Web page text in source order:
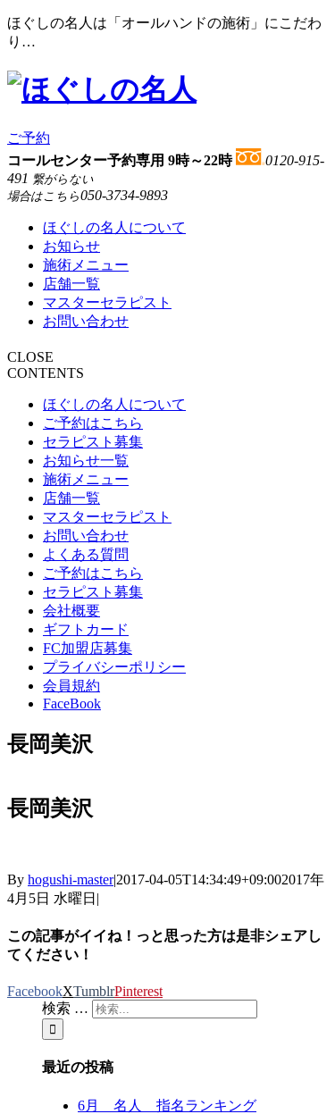
ほぐしの名人は「オールハンドの施術」にこだわ
り…
ご予約
コールセンター予約専用 9時～22時
0120-915-
491 繋がらない
場合はこちら050-3734-9893
ほぐしの名人について
お知らせ
施術メニュー
店舗一覧
マスターセラピスト
お問い合わせ
CLOSE
CONTENTS
ほぐしの名人について
ご予約はこちら
セラピスト募集
お知らせ一覧
施術メニュー
店舗一覧
マスターセラピスト
お問い合わせ
よくある質問
ご予約はこちら
セラピスト募集
会社概要
ギフトカード
FC加盟店募集
プライバシーポリシー
会員規約
FaceBook
長岡美沢
長岡美沢
By hogushi-master|2017-04-05T14:34:49+09:002017年
4月5日 水曜日 |
この記事がイイね！っと思った方は是非シェアし
てください！
FacebookXTumblrPinterest
検索 …
最近の投稿
6月 名人 指名ランキング